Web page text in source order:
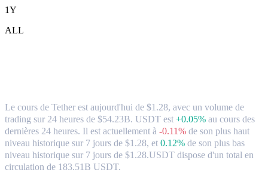
1Y
ALL
Le cours de Tether est aujourd'hui de $1.28, avec un volume de
trading sur 24 heures de $54.23B. USDT est +0.05% au cours des
dernières 24 heures. Il est actuellement à -0.11% de son plus haut
niveau historique sur 7 jours de $1.28, et 0.12% de son plus bas
niveau historique sur 7 jours de $1.28.USDT dispose d'un total en
circulation de 183.51B USDT.